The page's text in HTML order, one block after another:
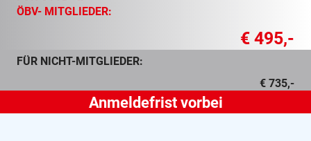
ÖBV- MITGLIEDER:
€ 495,-
FÜR NICHT-MITGLIEDER:
€ 735,-